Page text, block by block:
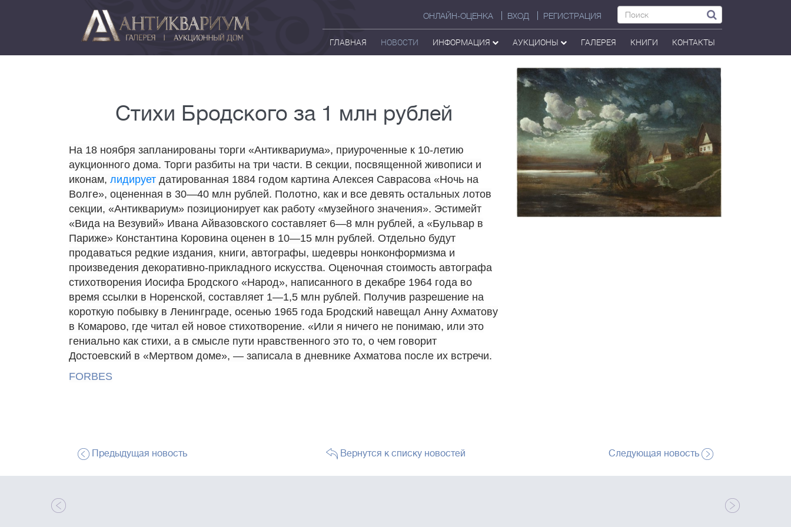
ОНЛАЙН-ОЦЕНКА ВХОД РЕГИСТРАЦИЯ
ГЛАВНАЯ НОВОСТИ ИНФОРМАЦИЯ АУКЦИОНЫ ГАЛЕРЕЯ КНИГИ КОНТАКТЫ
Стихи Бродского за 1 млн рублей
На 18 ноября запланированы торги «Антиквариума», приуроченные к 10-летию
аукционного дома. Торги разбиты на три части. В секции, посвященной живописи и
иконам, лидирует датированная 1884 годом картина Алексея Саврасова «Ночь на
Волге», оцененная в 30—40 млн рублей. Полотно, как и все девять остальных лотов
секции, «Антиквариум» позиционирует как работу «музейного значения». Эстимейт
«Вида на Везувий» Ивана Айвазовского составляет 6—8 млн рублей, а «Бульвар в
Париже» Константина Коровина оценен в 10—15 млн рублей. Отдельно будут
продаваться редкие издания, книги, автографы, шедевры нонконформизма и
произведения декоративно-прикладного искусства. Оценочная стоимость автографа
стихотворения Иосифа Бродского «Народ», написанного в декабре 1964 года во
время ссылки в Норенской, составляет 1—1,5 млн рублей. Получив разрешение на
короткую побывку в Ленинграде, осенью 1965 года Бродский навещал Анну Ахматову
в Комарово, где читал ей новое стихотворение. «Или я ничего не понимаю, или это
гениально как стихи, а в смысле пути нравственного это то, о чем говорит
Достоевский в «Мертвом доме», — записала в дневнике Ахматова после их встречи.
FORBES
Предыдущая новость Вернутся к списку новостей Следующая новость